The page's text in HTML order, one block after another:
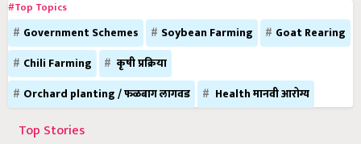
#Top Topics
Government Schemes Soybean Farming
Goat Rearing
Chili Farming
कृषी प्रक्रिया
Orchard planting / फळबाग लागवड
Health मानवी आरोग्य
Top Stories